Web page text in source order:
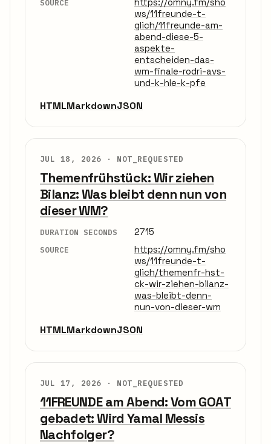
SOURCE
ws/11freunde-t-
glich/11freunde-am-
abend-diese-5-
aspekte-
entscheiden-das-
wm-finale-rodri-avs-
und-k-hle-k-pfe
HTMLMarkdownJSON
JUL 18, 2026 · NOT_REQUESTED
Themenfrühstück: Wir ziehen
Bilanz: Was bleibt denn nun von
dieser WM?
DURATION SECONDS 2715
SOURCE
https://omny.fm/sho
ws/11freunde-t-
glich/themenfr-hst-
ck-wir-ziehen-bilanz-
was-bleibt-denn-
nun-von-dieser-wm
HTMLMarkdownJSON
JUL 17, 2026 · NOT_REQUESTED
11FREUNDE am Abend: Vom GOAT
gebadet: Wird Yamal Messis
Nachfolger?